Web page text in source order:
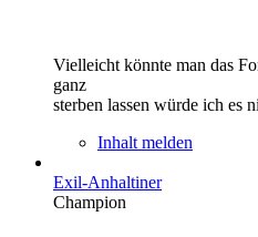
Vielleicht könnte man das
ganz
sterben lassen würde ich es
Inhalt melden
Exil-Anhaltiner
Champion